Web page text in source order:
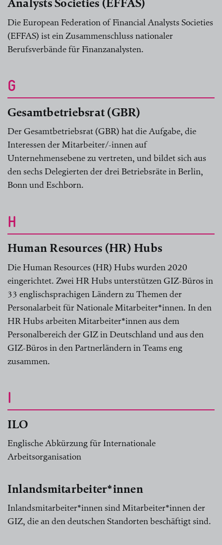
Analysts Societies (EFFAS)
Die European Federation of Financial Analysts Societies
(EFFAS) ist ein Zusammenschluss nationaler
Berufsverbände für Finanzanalysten.
G
Gesamtbetriebsrat (GBR)
Der Gesamtbetriebsrat (GBR) hat die Aufgabe, die
Interessen der Mitarbeiter/-innen auf
Unternehmensebene zu vertreten, und bildet sich aus
den sechs Delegierten der drei Betriebsräte in Berlin,
Bonn und Eschborn.
H
Human Resources (HR) Hubs
Die Human Resources (HR) Hubs wurden 2020
eingerichtet. Zwei HR Hubs unterstützen GIZ-Büros in
33 englischsprachigen Ländern zu Themen der
Personalarbeit für Nationale Mitarbeiter*innen. In den
HR Hubs arbeiten Mitarbeiter*innen aus dem
Personalbereich der GIZ in Deutschland und aus den
GIZ-Büros in den Partnerländern in Teams eng
zusammen.
I
ILO
Englische Abkürzung für Internationale
Arbeitsorganisation
Inlandsmitarbeiter*innen
Inlandsmitarbeiter*innen sind Mitarbeiter*innen der
GIZ, die an den deutschen Standorten beschäftigt sind.